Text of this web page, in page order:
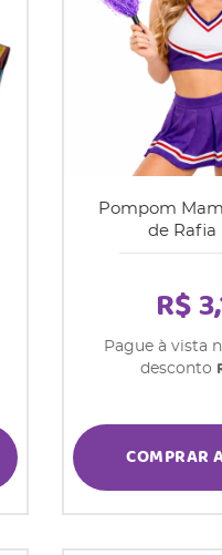
Pompom
de Rafia
R$
Pague à vista
desconto
COMPRAR